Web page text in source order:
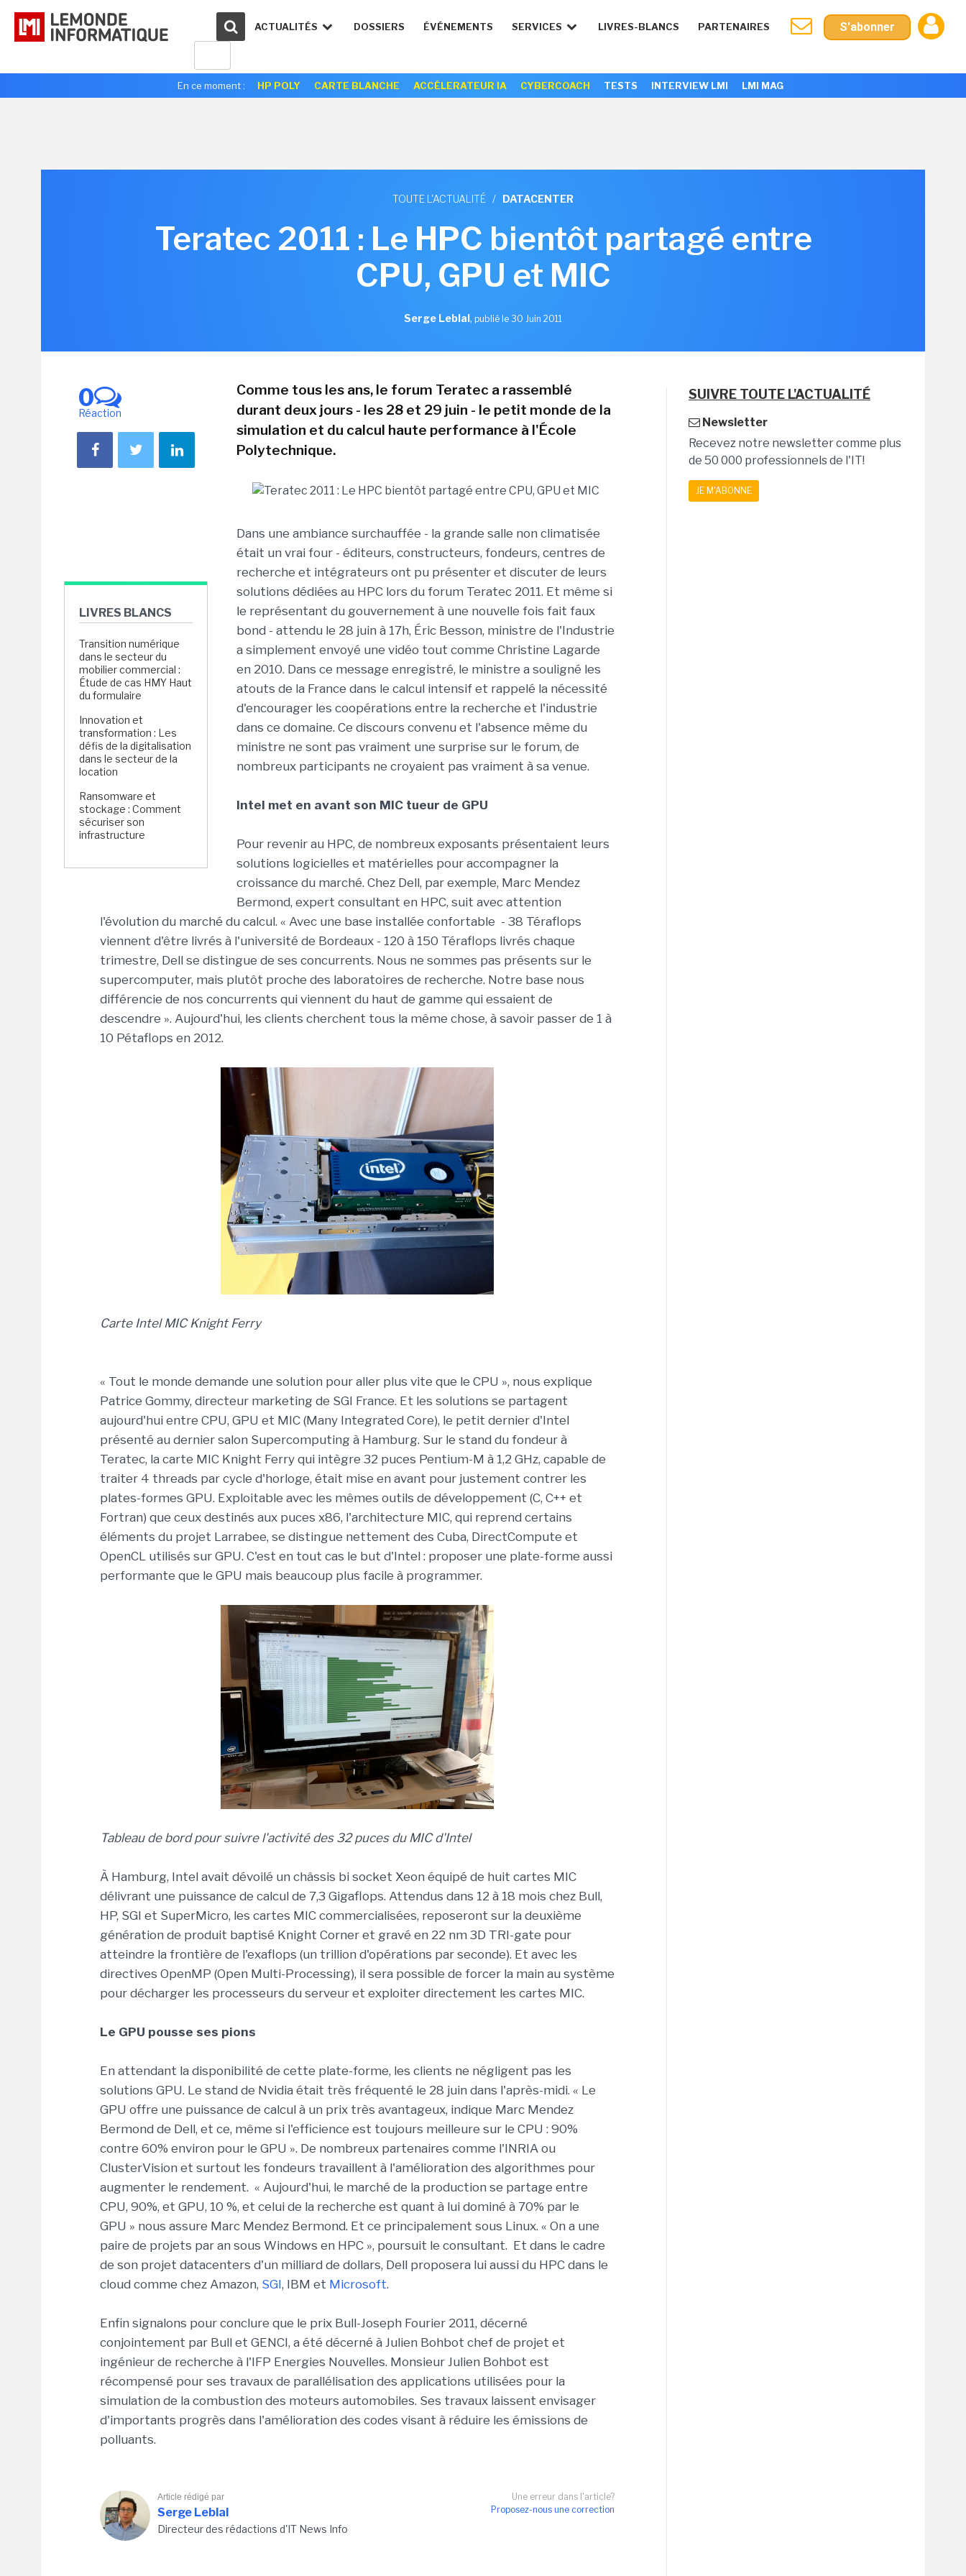
ACTUALITÉS DOSSIERS ÉVÉNEMENTS SERVICES LIVRES-BLANCS PARTENAIRES S'abonner
En ce moment : HP POLY CARTE BLANCHE ACCÉLERATEUR IA CYBERCOACH TESTS INTERVIEW LMI LMI MAG
TOUTE L'ACTUALITÉ / DATACENTER
Teratec 2011 : Le HPC bientôt partagé entre
CPU, GPU et MIC
Serge Leblal, publié le 30 Juin 2011
0
Réaction
LIVRES BLANCS
Transition numérique
dans le secteur du
mobilier commercial :
Étude de cas HMY Haut
du formulaire
Innovation et
transformation : Les
défis de la digitalisation
dans le secteur de la
location
Ransomware et
stockage : Comment
sécuriser son
infrastructure
Comme tous les ans, le forum Teratec a rassemblé
durant deux jours - les 28 et 29 juin - le petit monde de la
simulation et du calcul haute performance à l'École
Polytechnique.
Dans une ambiance surchauffée - la grande salle non climatisée
était un vrai four - éditeurs, constructeurs, fondeurs, centres de
recherche et intégrateurs ont pu présenter et discuter de leurs
solutions dédiées au HPC lors du forum Teratec 2011. Et même si
le représentant du gouvernement à une nouvelle fois fait faux
bond - attendu le 28 juin à 17h, Éric Besson, ministre de l'Industrie
a simplement envoyé une vidéo tout comme Christine Lagarde
en 2010. Dans ce message enregistré, le ministre a souligné les
atouts de la France dans le calcul intensif et rappelé la nécessité
d'encourager les coopérations entre la recherche et l'industrie
dans ce domaine. Ce discours convenu et l'absence même du
ministre ne sont pas vraiment une surprise sur le forum, de
nombreux participants ne croyaient pas vraiment à sa venue.
Intel met en avant son MIC tueur de GPU
Pour revenir au HPC, de nombreux exposants présentaient leurs
solutions logicielles et matérielles pour accompagner la
croissance du marché. Chez Dell, par exemple, Marc Mendez
Bermond, expert consultant en HPC, suit avec attention
l'évolution du marché du calcul. « Avec une base installée confortable - 38 Téraflops
viennent d'être livrés à l'université de Bordeaux - 120 à 150 Téraflops livrés chaque
trimestre, Dell se distingue de ses concurrents. Nous ne sommes pas présents sur le
supercomputer, mais plutôt proche des laboratoires de recherche. Notre base nous
différencie de nos concurrents qui viennent du haut de gamme qui essaient de
descendre ». Aujourd'hui, les clients cherchent tous la même chose, à savoir passer de 1 à
10 Pétaflops en 2012.
Carte Intel MIC Knight Ferry
« Tout le monde demande une solution pour aller plus vite que le CPU », nous explique
Patrice Gommy, directeur marketing de SGI France. Et les solutions se partagent
aujourd'hui entre CPU, GPU et MIC (Many Integrated Core), le petit dernier d'Intel
présenté au dernier salon Supercomputing à Hamburg. Sur le stand du fondeur à
Teratec, la carte MIC Knight Ferry qui intègre 32 puces Pentium-M à 1,2 GHz, capable de
traiter 4 threads par cycle d'horloge, était mise en avant pour justement contrer les
plates-formes GPU. Exploitable avec les mêmes outils de développement (C, C++ et
Fortran) que ceux destinés aux puces x86, l'architecture MIC, qui reprend certains
éléments du projet Larrabee, se distingue nettement des Cuba, DirectCompute et
OpenCL utilisés sur GPU. C'est en tout cas le but d'Intel : proposer une plate-forme aussi
performante que le GPU mais beaucoup plus facile à programmer.
Tableau de bord pour suivre l'activité des 32 puces du MIC d'Intel
À Hamburg, Intel avait dévoilé un châssis bi socket Xeon équipé de huit cartes MIC
délivrant une puissance de calcul de 7,3 Gigaflops. Attendus dans 12 à 18 mois chez Bull,
HP, SGI et SuperMicro, les cartes MIC commercialisées, reposeront sur la deuxième
génération de produit baptisé Knight Corner et gravé en 22 nm 3D TRI-gate pour
atteindre la frontière de l'exaflops (un trillion d'opérations par seconde). Et avec les
directives OpenMP (Open Multi-Processing), il sera possible de forcer la main au système
pour décharger les processeurs du serveur et exploiter directement les cartes MIC.
Le GPU pousse ses pions
En attendant la disponibilité de cette plate-forme, les clients ne négligent pas les
solutions GPU. Le stand de Nvidia était très fréquenté le 28 juin dans l'après-midi. « Le
GPU offre une puissance de calcul à un prix très avantageux, indique Marc Mendez
Bermond de Dell, et ce, même si l'efficience est toujours meilleure sur le CPU : 90%
contre 60% environ pour le GPU ». De nombreux partenaires comme l'INRIA ou
ClusterVision et surtout les fondeurs travaillent à l'amélioration des algorithmes pour
augmenter le rendement. « Aujourd'hui, le marché de la production se partage entre
CPU, 90%, et GPU, 10 %, et celui de la recherche est quant à lui dominé à 70% par le
GPU » nous assure Marc Mendez Bermond. Et ce principalement sous Linux. « On a une
paire de projets par an sous Windows en HPC », poursuit le consultant. Et dans le cadre
de son projet datacenters d'un milliard de dollars, Dell proposera lui aussi du HPC dans le
cloud comme chez Amazon, SGI, IBM et Microsoft.
Enfin signalons pour conclure que le prix Bull-Joseph Fourier 2011, décerné
conjointement par Bull et GENCI, a été décerné à Julien Bohbot chef de projet et
ingénieur de recherche à l'IFP Energies Nouvelles. Monsieur Julien Bohbot est
récompensé pour ses travaux de parallélisation des applications utilisées pour la
simulation de la combustion des moteurs automobiles. Ses travaux laissent envisager
d'importants progrès dans l'amélioration des codes visant à réduire les émissions de
polluants.
Une erreur dans l'article?
Proposez-nous une correction
Article rédigé par
Serge Leblal
Directeur des rédactions d'IT News Info
SUIVRE TOUTE L'ACTUALITÉ
Newsletter
Recevez notre newsletter comme plus
de 50 000 professionnels de l'IT!
JE M'ABONNE